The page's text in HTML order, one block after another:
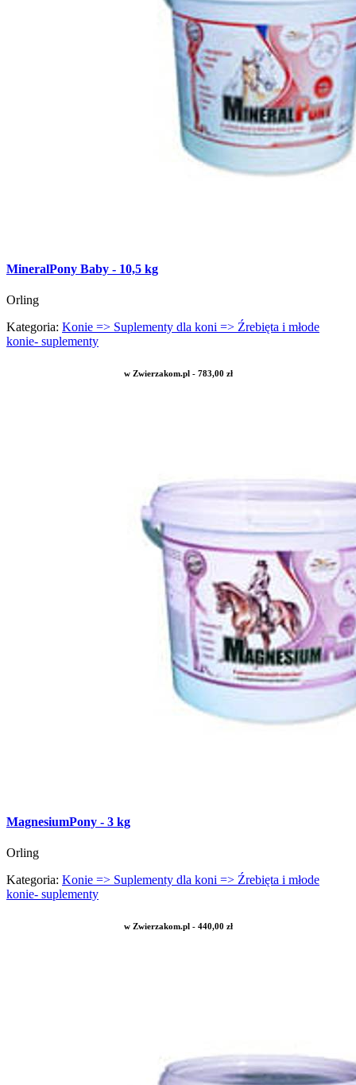
MineralPony Baby - 10,5 kg
Orling
Kategoria: Konie => Suplementy dla koni => Źrebięta i młode
konie- suplementy
w Zwierzakom.pl - 783,00 zł
MagnesiumPony - 3 kg
Orling
Kategoria: Konie => Suplementy dla koni => Źrebięta i młode
konie- suplementy
w Zwierzakom.pl - 440,00 zł